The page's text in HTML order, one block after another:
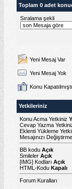
Toplam 0 adet
Sıralama şekli
Yeni Mesaj Var
Yeni Mesaj Yok
Konu
Yetkileriniz
Konu Acma Yetkiniz
Cevap Yazma
Eklenti Yükleme
Mesajınızı
BB kodu Açık
Smileler Açık
[IMG] Kodları Açık
HTML-Kodu Kapalı
Forum Kuralları